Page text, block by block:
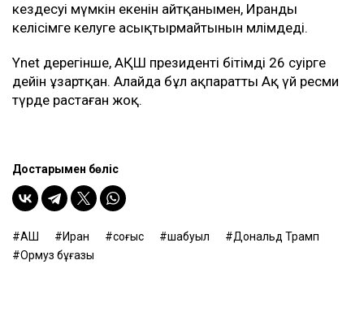
кездесуі мүмкін екенін айтқанымен, Иранды
келісімге келуге асықтырмайтынын мәлімдеді.
Ynet дерегінше, АҚШ президенті бітімді 26 сәуірге
дейін ұзартқан. Алайда бұл ақпаратты Ақ үй ресми
түрде растаған жоқ.
Достарыңмен бөліс
АҚШ Иран соғыс шабуыл
Дональд Трамп
Ормуз бұғазы